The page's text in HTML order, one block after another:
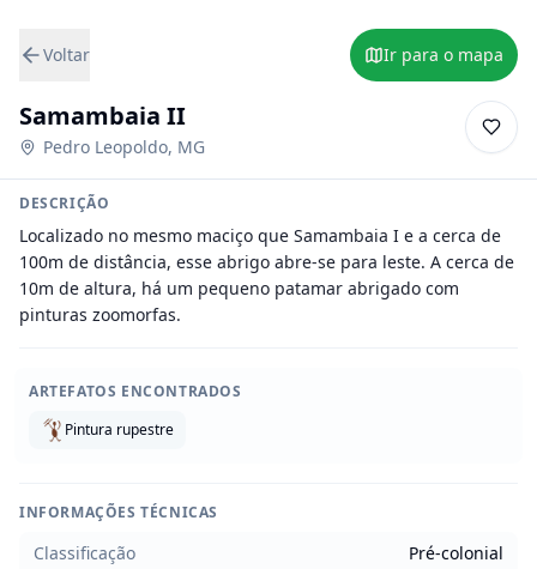
Voltar Ir para o mapa
Samambaia II
Pedro Leopoldo, MG
DESCRIÇÃO
Localizado no mesmo maciço que Samambaia I e a cerca de
100m de distância, esse abrigo abre-se para leste. A cerca de
10m de altura, há um pequeno patamar abrigado com
pinturas zoomorfas.
ARTEFATOS ENCONTRADOS
Pintura rupestre
INFORMAÇÕES TÉCNICAS
Classificação Pré-colonial